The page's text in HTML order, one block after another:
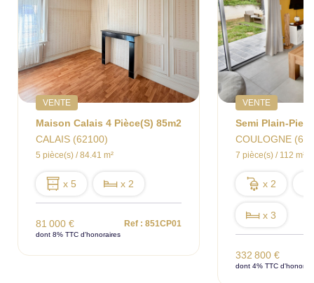
VENTE
Maison Calais 4 Pièce(s) 85m2
CALAIS (62100)
5 pièce(s) / 84.41 m²
x 5 x 2
81 000 €
dont 8% TTC d'honoraires
Ref : 851CP01
VENTE
COULOGNE
7 pièce(s) / 112 m²
x 2
x 3
332 800 €
dont 4% TTC